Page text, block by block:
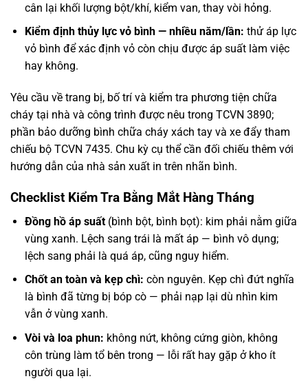
cân lại khối lượng bột/khí, kiểm van, thay vòi hỏng.
Kiểm định thủy lực vỏ bình — nhiều năm/lần: thử áp lực
vỏ bình để xác định vỏ còn chịu được áp suất làm việc
hay không.
Yêu cầu về trang bị, bố trí và kiểm tra phương tiện chữa
cháy tại nhà và công trình được nêu trong TCVN 3890;
phần bảo dưỡng bình chữa cháy xách tay và xe đẩy tham
chiếu bộ TCVN 7435. Chu kỳ cụ thể cần đối chiếu thêm với
hướng dẫn của nhà sản xuất in trên nhãn bình.
Checklist Kiểm Tra Bằng Mắt Hàng Tháng
Đồng hồ áp suất(bình bột, bình bọt): kim phải nằm giữa
vùng xanh. Lệch sang trái là mất áp — bình vô dụng;
lệch sang phải là quá áp, cũng nguy hiểm.
Chốt an toàn và kẹp chì: còn nguyên. Kẹp chì đứt nghĩa
là bình đã từng bị bóp cò — phải nạp lại dù nhìn kim
vẫn ở vùng xanh.
Vòi và loa phun: không nứt, không cứng giòn, không
côn trùng làm tổ bên trong — lỗi rất hay gặp ở kho ít
người qua lại.